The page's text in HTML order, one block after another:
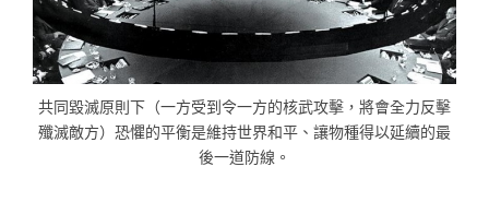
共同毀滅原則下（一方受到令一方的核武攻擊，將會全力反擊
殲滅敵方）恐懼的平衡是維持世界和平、讓物種得以延續的最
後一道防線。